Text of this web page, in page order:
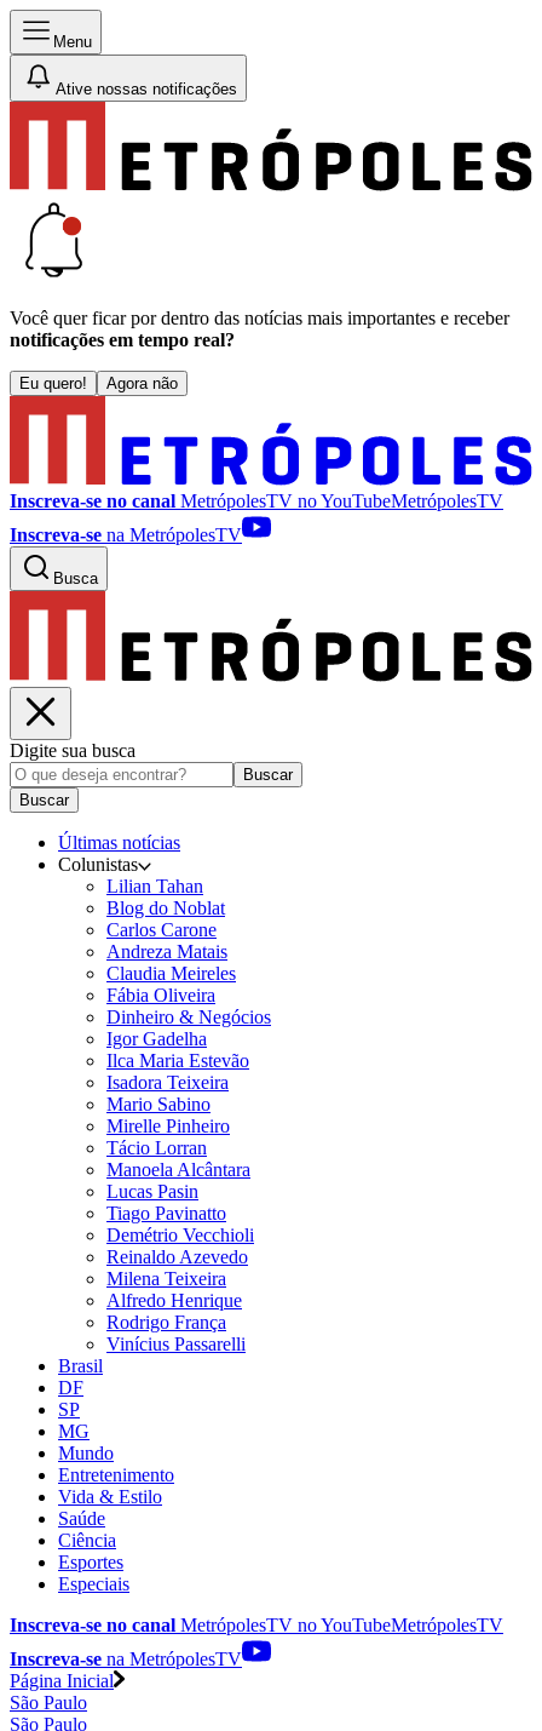
Menu
Ative nossas notificações
Você quer ficar por dentro das notícias mais importantes e receber
notificações em tempo real?
Eu quero! Agora não
Inscreva-se no canal MetrópolesTV noYouTubeMetrópolesTV
Inscreva-se na MetrópolesTV
Busca
Digite sua busca
Buscar
Buscar
Últimas notícias
Colunistas
Lilian Tahan
Blog do Noblat
Carlos Carone
Andreza Matais
Claudia Meireles
Fábia Oliveira
Dinheiro & Negócios
Igor Gadelha
Ilca Maria Estevão
Isadora Teixeira
Mario Sabino
Mirelle Pinheiro
Tácio Lorran
Manoela Alcântara
Lucas Pasin
Tiago Pavinatto
Demétrio Vecchioli
Reinaldo Azevedo
Milena Teixeira
Alfredo Henrique
Rodrigo França
Vinícius Passarelli
Brasil
DF
SP
MG
Mundo
Entretenimento
Vida & Estilo
Saúde
Ciência
Esportes
Especiais
Inscreva-se no canal MetrópolesTV noYouTubeMetrópolesTV
Inscreva-se na MetrópolesTV
Página Inicial
São Paulo
São Paulo